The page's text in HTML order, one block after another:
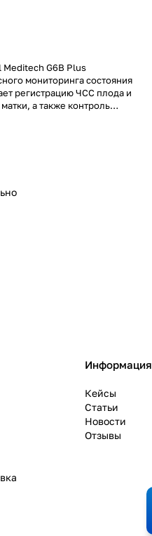
G6B Plus
мониторинга состояния
регистрацию ЧСС плода и
а также контроль
дыхания и уровня
у матери.
Информация
Кейсы
Статьи
Новости
Отзывы